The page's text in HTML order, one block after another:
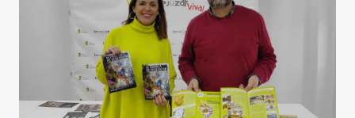
DE
TORREVIEJA:
“NADIE
PUEDE
OFRECER
UNA
VISITA